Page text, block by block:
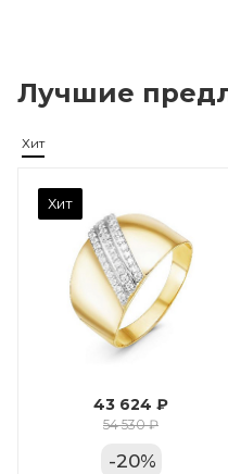
Лучшие
Хит
Хит
43 624 ₽
54 530 ₽
-20%
Вес драгметалла
Марка (бренд)
Дельта
Фианит
Цвет золота
КРАС